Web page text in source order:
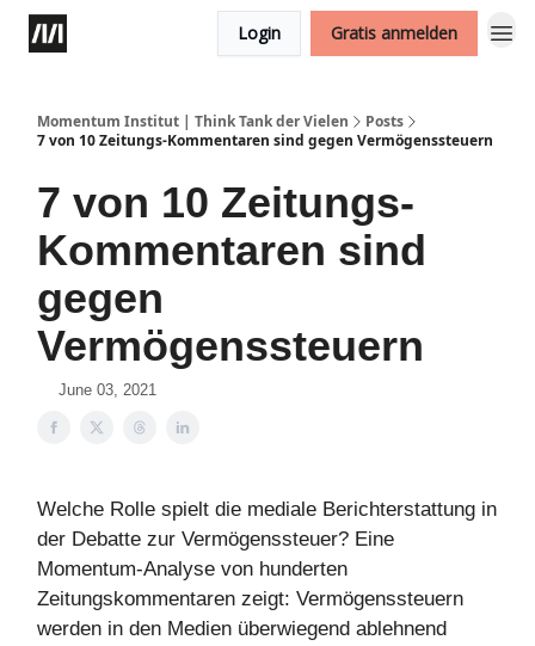
Login Gratis anmelden
Momentum Institut | Think Tank der Vielen
Posts
7 von 10 Zeitungs-Kommentaren sind gegen Vermögenssteuern
7 von 10 Zeitungs-
Kommentaren sind
gegen
Vermögenssteuern
June 03, 2021
Welche Rolle spielt die mediale Berichterstattung in
der Debatte zur Vermögenssteuer? Eine
Momentum-Analyse von hunderten
Zeitungskommentaren zeigt: Vermögenssteuern
werden in den Medien überwiegend ablehnend